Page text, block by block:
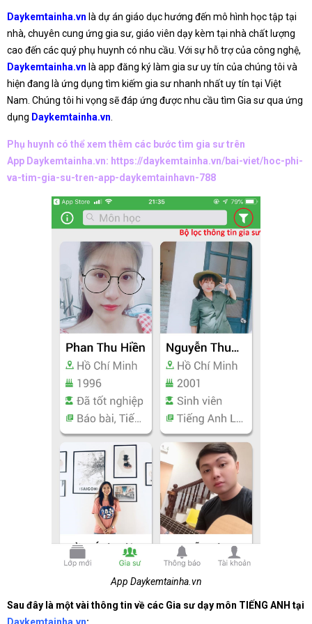
Daykemtainha.vn là dự án giáo dục hướng đến mô hình học tập tại
nhà, chuyên cung ứng gia sư, giáo viên dạy kèm tại nhà chất lượng
cao đến các quý phụ huynh có nhu cầu. Với sự hỗ trợ của công nghệ,
Daykemtainha.vn là app đăng ký làm gia sư uy tín của chúng tôi và
hiện đang là ứng dụng tìm kiếm gia sư nhanh nhất uy tín tại Việt
Nam. Chúng tôi hi vọng sẽ đáp ứng được nhu cầu tìm Gia sư qua ứng
dụng Daykemtainha.vn.
Phụ huynh có thể xem thêm các bước tìm gia sư trên
App Daykemtainha.vn: https://daykemtainha.vn/bai-viet/hoc-phi-
va-tim-gia-su-tren-app-daykemtainhavn-788
App Daykemtainha.vn
Sau đây là một vài thông tin về các Gia sư dạy môn TIẾNG ANH tại
Daykemtainha.vn: